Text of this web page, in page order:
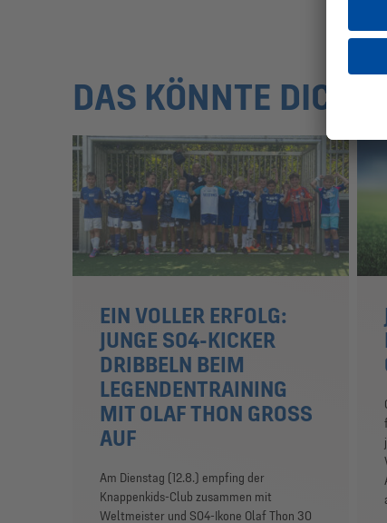
DAS KÖNNTE DICH
EIN VOLLER ERFOLG:
JUNGE S04-KICKER
DRIBBELN BEIM
LEGENDENTRAINING
MIT OLAF THON GROSS A
UF
Am Dienstag (12.8.) empfing der
Knappenkids-Club zusammen mit
Weltmeister und S04-Ikone Olaf Thon 30